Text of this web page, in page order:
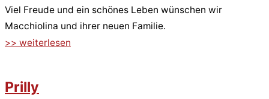
Viel Freude und ein schönes Leben wünschen wir
Macchiolina und ihrer neuen Familie.
>> weiterlesen
Prilly